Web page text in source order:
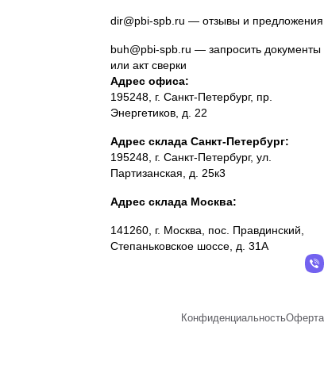
dir@pbi-spb.ru — отзывы и предложения
buh@pbi-spb.ru — запросить документы
или акт сверки
Адрес офиса:
195248, г. Санкт-Петербург, пр.
Энергетиков, д. 22
Адрес склада Санкт-Петербург:
195248, г. Санкт-Петербург, ул.
Партизанская, д. 25к3
Адрес склада Москва:
141260, г. Москва, пос. Правдинский,
Степаньковское шоссе, д. 31А
КонфиденциальностьОферта